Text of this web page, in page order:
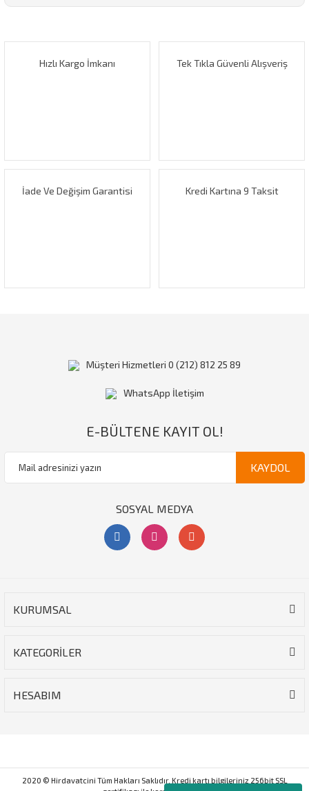
Görüş ve önerileriniz için teşekkür ederiz.
Hızlı Kargo İmkanı Tek Tıkla Güvenli Alışveriş
İade Ve Değişim Garantisi Kredi Kartına 9 Taksit
KURUMSAL
KATEGORİLER
HESABIM
Müşteri Hizmetleri 0 (212) 812 25 89
WhatsApp İletişim
E-BÜLTENE KAYIT OL!
KAYDOL
SOSYAL MEDYA
2020 © Hirdavatcini Tüm Hakları Saklıdır. Kredi kartı bilgileriniz 256bit SSL